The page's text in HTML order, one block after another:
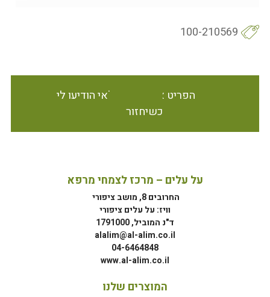
100-210569
הפריט אינו זמין במלאי הודיעו לי
כשיחזור
על עלים – מרכז לצמחי מרפא
החרובים 8, מושב ציפורי
וויז: על עלים ציפורי
ד"נ המוביל, 1791000
alalim@al-alim.co.il
04-6464848
www.al-alim.co.il
המוצרים שלנו